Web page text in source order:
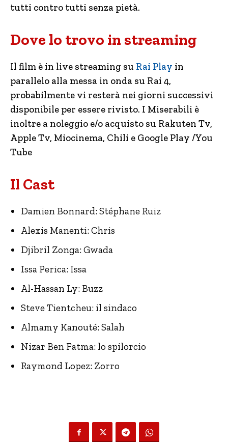
tutti contro tutti senza pietà.
Dove lo trovo in streaming
Il film è in live streaming su Rai Play in
parallelo alla messa in onda su Rai 4,
probabilmente vi resterà nei giorni successivi
disponibile per essere rivisto. I Miserabili è
inoltre a noleggio e/o acquisto su Rakuten Tv,
Apple Tv, Miocinema, Chili e Google Play /You
Tube
Il Cast
Damien Bonnard: Stéphane Ruiz
Alexis Manenti: Chris
Djibril Zonga: Gwada
Issa Perica: Issa
Al-Hassan Ly: Buzz
Steve Tientcheu: il sindaco
Almamy Kanouté: Salah
Nizar Ben Fatma: lo spilorcio
Raymond Lopez: Zorro